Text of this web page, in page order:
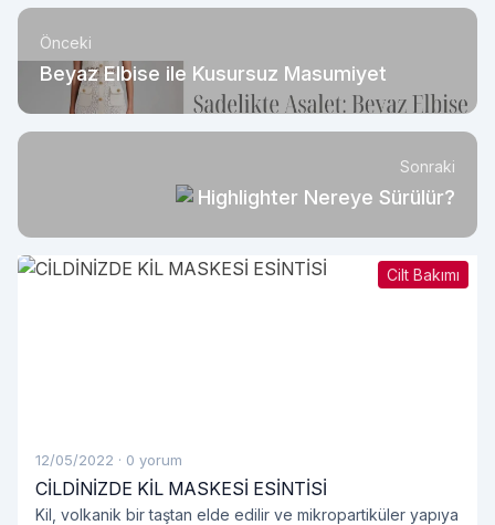
Önceki
Beyaz Elbise ile Kusursuz Masumiyet
Sonraki
Highlighter Nereye Sürülür?
Cilt Bakımı
12/05/2022 · 0 yorum
CİLDİNİZDE KİL MASKESİ ESİNTİSİ
Kil, volkanik bir taştan elde edilir ve mikropartiküler yapıya